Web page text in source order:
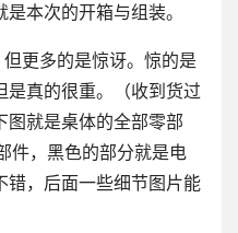
本次的开箱与组装。
更多的是惊讶。惊的是
是真的很重。（收到货过
图就是桌体的全部零部
件，黑色的部分就是电
错，后面一些细节图片能